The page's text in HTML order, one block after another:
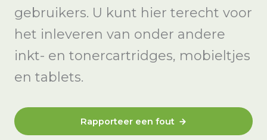
gebruikers. U kunt hier terecht voor
het inleveren van onder andere
inkt- en tonercartridges, mobieltjes
en tablets.
Rapporteer een fout